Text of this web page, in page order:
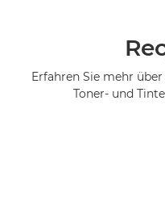
Erfahren Sie mehr
Toner- und